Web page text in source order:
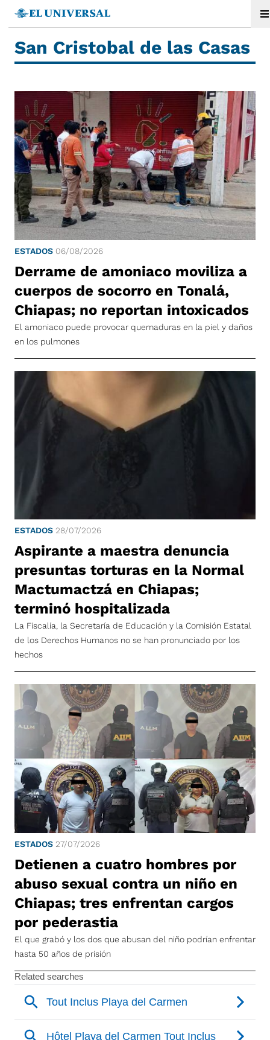
San Cristobal de las Casas
ESTADOS 06/08/2026
Derrame de amoniaco moviliza a
cuerpos de socorro en Tonalá,
Chiapas; no reportan intoxicados
El amoniaco puede provocar quemaduras en la piel y daños
en los pulmones
ESTADOS 28/07/2026
Aspirante a maestra denuncia
presuntas torturas en la Normal
Mactumactzá en Chiapas;
terminó hospitalizada
La Fiscalía, la Secretaría de Educación y la Comisión Estatal
de los Derechos Humanos no se han pronunciado por los
hechos
ESTADOS 27/07/2026
Detienen a cuatro hombres por
abuso sexual contra un niño en
Chiapas; tres enfrentan cargos
por pederastia
El que grabó y los dos que abusan del niño podrían enfrentar
hasta 50 años de prisión